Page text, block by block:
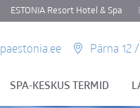
ESTONIA Resort Hotel & Spa
Pärna 12
SPA-KESKUS TERMID